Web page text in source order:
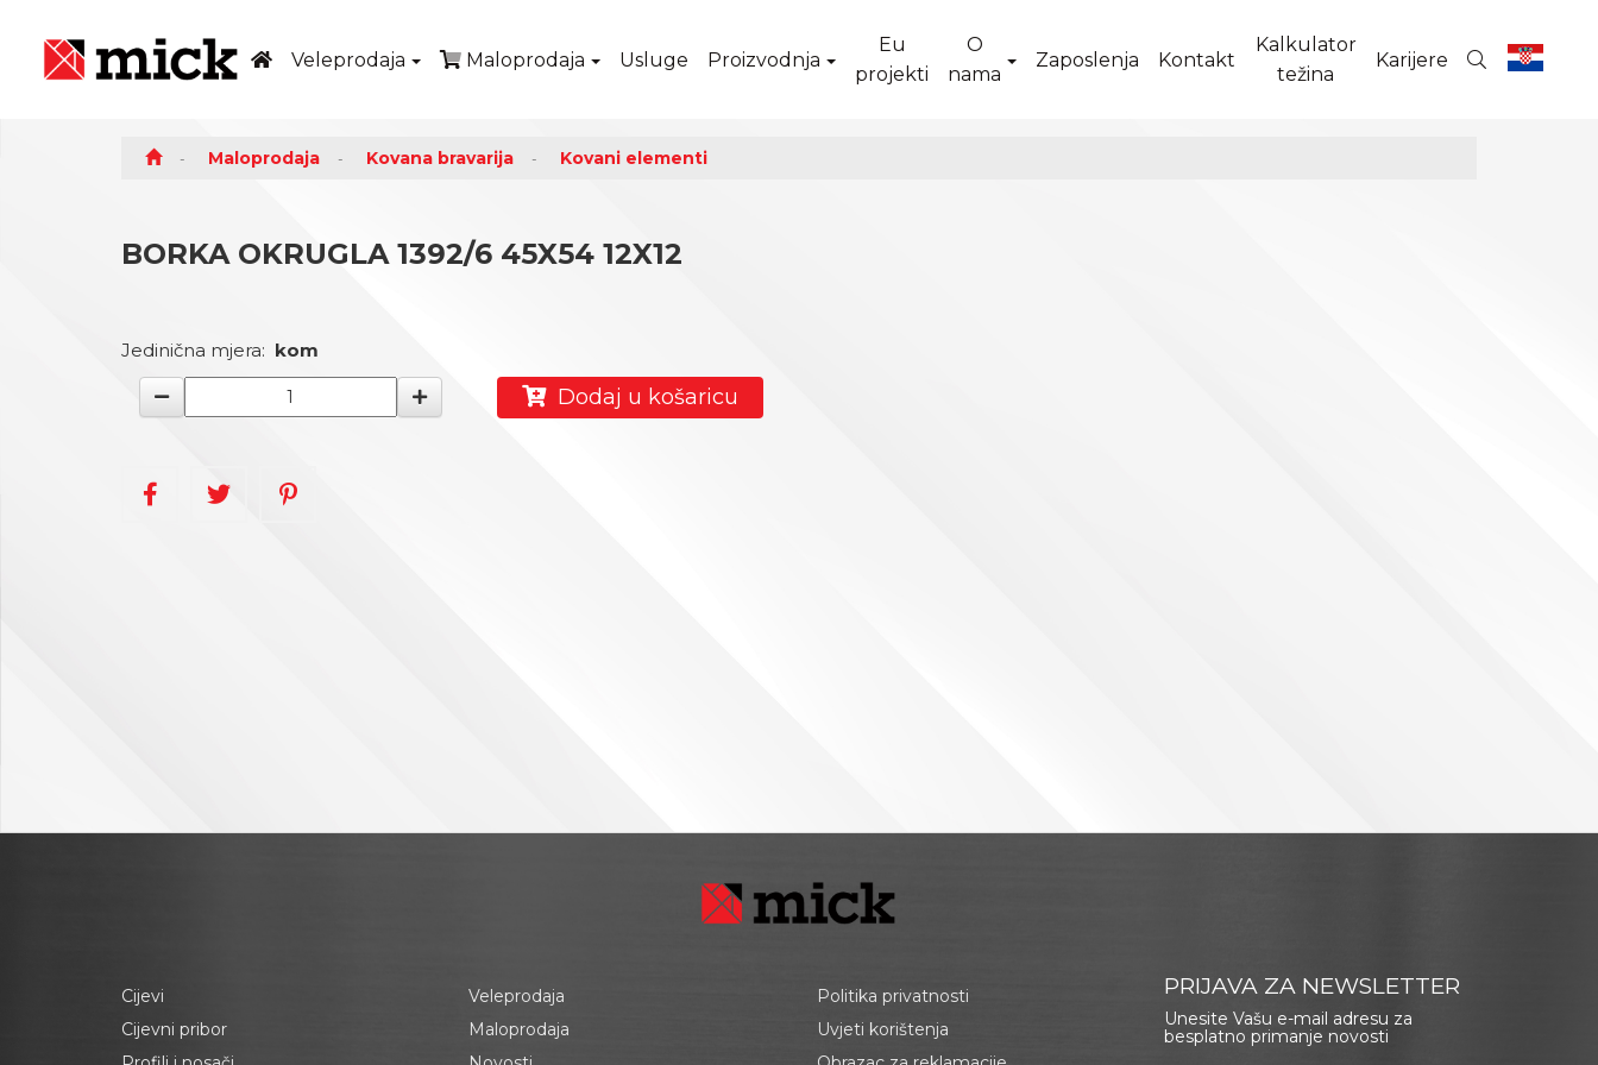
Veleprodaja Maloprodaja Usluge Proizvodnja
Eu
projekti
O
nama
Zaposlenja Kontakt
Kalkulator
težina
Karijere
Maloprodaja Kovana bravarija Kovani elementi
BORKA OKRUGLA 1392/6 45X54 12X12
Jedinična mjera: kom
Dodaj u košaricu
Cijevi
Cijevni pribor
Veleprodaja
Maloprodaja
Politika privatnosti
Uvjeti korištenja
PRIJAVA ZA NEWSLETTER
Unesite Vašu e-mail adresu za
besplatno primanje novosti